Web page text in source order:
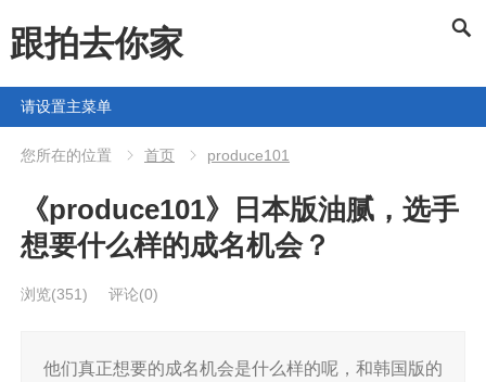
跟拍去你家
请设置主菜单
您所在的位置 首页 produce101
《produce101》日本版油腻，选手
想要什么样的成名机会？
浏览(351) 评论(0)
他们真正想要的成名机会是什么样的呢，和韩国版的